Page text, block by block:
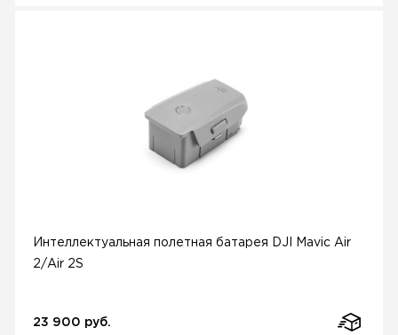
Интеллектуальная полетная батарея DJI Mavic Air
2/Air 2S
23 900 руб.